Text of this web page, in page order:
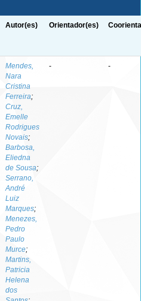
Autor(es) Orientador(es)
Mendes,
Nara
Cristina
Ferreira;
Cruz,
Emelle
Rodrigues
Novais;
Barbosa,
Eliedna
de Sousa;
Serrano,
André
Luiz
Marques;
Menezes,
Pedro
Paulo
Murce;
Martins,
Patricia
Helena
dos
- -